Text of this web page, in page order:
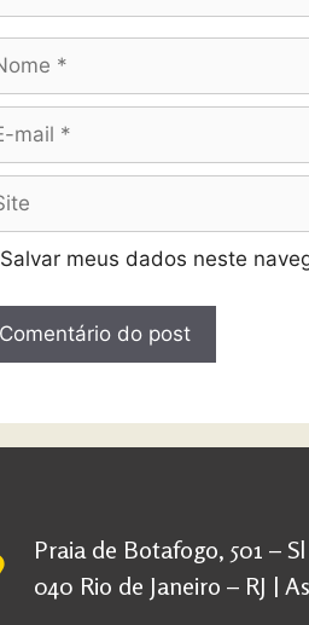
Salvar meus dados neste
Praia de Botafogo, 501 –
040 Rio de Janeiro – RJ |